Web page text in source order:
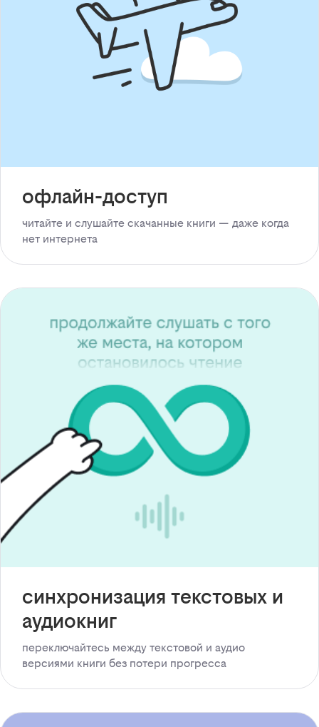
офлайн-доступ
читайте и слушайте скачанные книги — даже когда
нет интернета
синхронизация текстовых и
аудиокниг
переключайтесь между текстовой и аудио
версиями книги без потери прогресса